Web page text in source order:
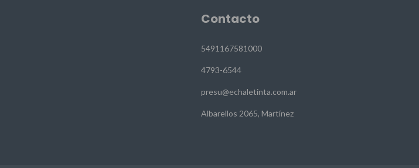
Contacto
5491167581000
4793-6544
presu@echaletinta.com.ar
Albarellos 2065, Martínez